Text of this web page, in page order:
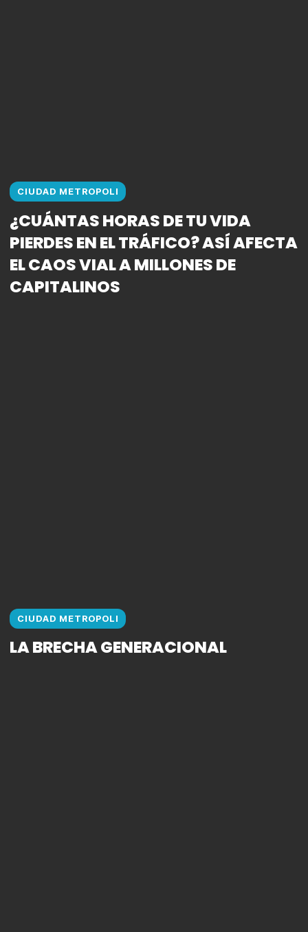
CIUDAD METROPOLI
¿CUÁNTAS HORAS DE TU VIDA
PIERDES EN EL TRÁFICO? ASÍ AFECTA
EL CAOS VIAL A MILLONES DE
CAPITALINOS
CIUDAD METROPOLI
LA BRECHA GENERACIONAL